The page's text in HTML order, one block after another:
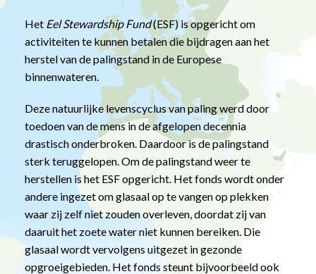
Het Eel Stewardship Fund(ESF) is opgericht om
activiteiten te kunnen betalen die bijdragen aan het
herstel van de palingstand in de Europese
binnenwateren.
Deze natuurlijke levenscyclus van paling werd door
toedoen van de mens in de afgelopen decennia
drastisch onderbroken. Daardoor is de palingstand
sterk teruggelopen. Om de palingstand weer te
herstellen is het ESF opgericht. Het fonds wordt onder
andere ingezet om glasaal op te vangen op plekken
waar zij zelf niet zouden overleven, doordat zij van
daaruit het zoete water niet kunnen bereiken. Die
glasaal wordt vervolgens uitgezet in gezonde
opgroeigebieden. Het fonds steunt bijvoorbeeld ook